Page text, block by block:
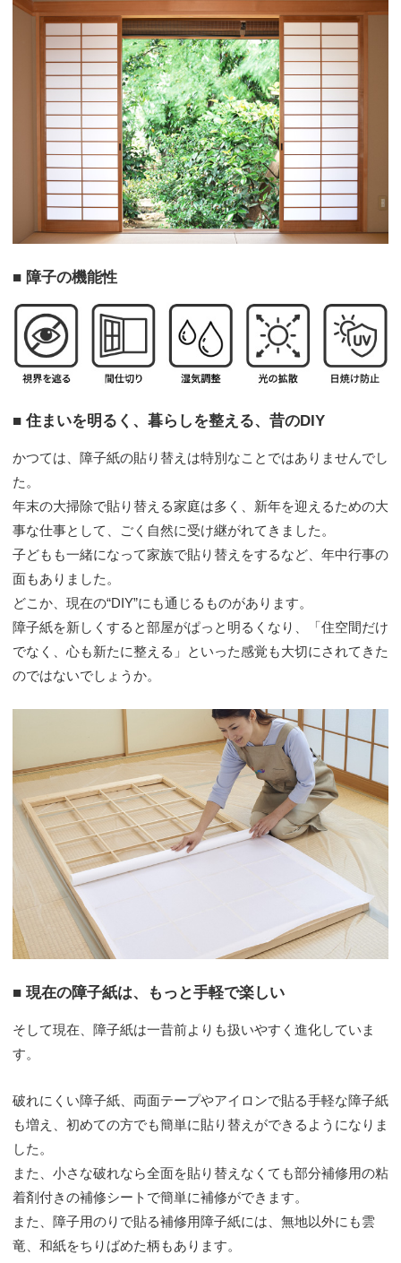
■ 障子の機能性
■ 住まいを明るく、暮らしを整える、昔のDIY
かつては、障子紙の貼り替えは特別なことではありませんでし
た。
年末の大掃除で貼り替える家庭は多く、新年を迎えるための大
事な仕事として、ごく自然に受け継がれてきました。
子どもも一緒になって家族で貼り替えをするなど、年中行事の
面もありました。
どこか、現在の“DIY”にも通じるものがあります。
障子紙を新しくすると部屋がぱっと明るくなり、「住空間だけ
でなく、心も新たに整える」といった感覚も大切にされてきた
のではないでしょうか。
■ 現在の障子紙は、もっと手軽で楽しい
そして現在、障子紙は一昔前よりも扱いやすく進化していま
す。
破れにくい障子紙、両面テープやアイロンで貼る手軽な障子紙
も増え、初めての方でも簡単に貼り替えができるようになりま
した。
また、小さな破れなら全面を貼り替えなくても部分補修用の粘
着剤付きの補修シートで簡単に補修ができます。
また、障子用のりで貼る補修用障子紙には、無地以外にも雲
竜、和紙をちりばめた柄もあります。